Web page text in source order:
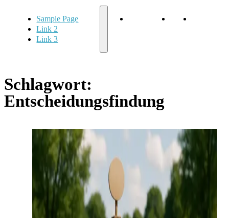
Sample Page
Link 2
Link 3
Sample Page Link 2
Schlagwort:
Entscheidungsfindung